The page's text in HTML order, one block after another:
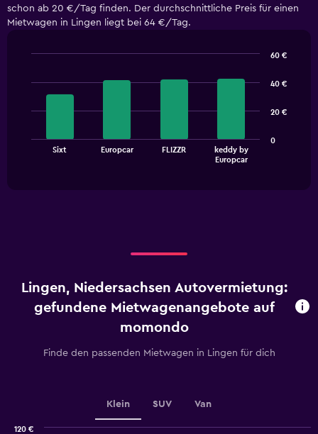
schon ab 20 €/Tag finden. Der durchschnittliche Preis für einen
Mietwagen in Lingen liegt bei 64 €/Tag.
bars.
The
The
chart
has
to
Sixt Europcar FLIZZR
keddy by
Europcar
0
20 €
40 €
60 €
Lingen, Niedersachsen Autovermietung:
gefundene Mietwagenangebote auf
momondo
Finde den passenden Mietwagen in Lingen für dich
Klein SUV Van
120 €